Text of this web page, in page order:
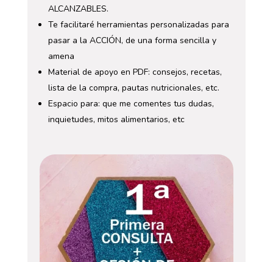
ALCANZABLES.
Te facilitaré herramientas personalizadas para
pasar a la ACCIÓN, de una forma sencilla y
amena
Material de apoyo en PDF: consejos, recetas,
lista de la compra, pautas nutricionales, etc.
Espacio para: que me comentes tus dudas,
inquietudes, mitos alimentarios, etc